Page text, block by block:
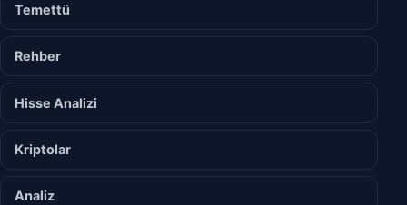
Temettü
Rehber
Hisse Analizi
Kriptolar
Analiz